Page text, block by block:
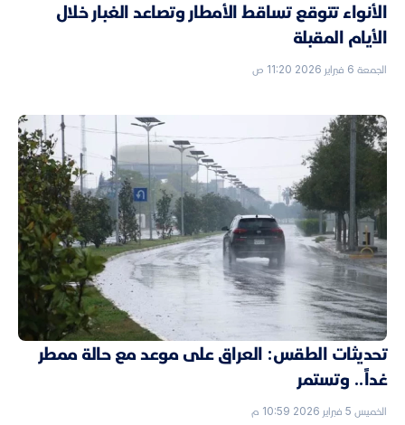
الأنواء تتوقع تساقط الأمطار وتصاعد الغبار خلال
الأيام المقبلة
الجمعة 6 فبراير 2026 11:20 ص
تحديثات الطقس: العراق على موعد مع حالة ممطر
غداً.. وتستمر
الخميس 5 فبراير 2026 10:59 م